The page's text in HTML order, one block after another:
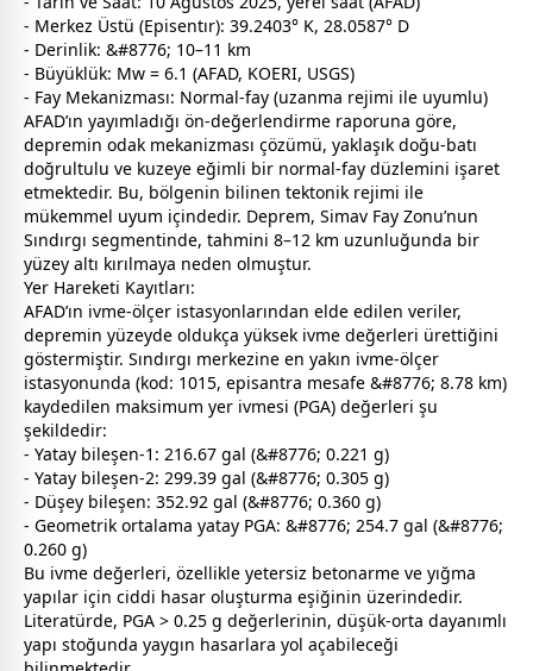
- Merkez Üstü (Episentır): 39.2403° K, 28.0587° D
- Derinlik: &#8776; 10–11 km
- Büyüklük: Mw = 6.1 (AFAD, KOERI, USGS)
- Fay Mekanizması: Normal-fay (uzanma rejimi ile uyumlu)
AFAD’ın yayımladığı ön-değerlendirme raporuna göre,
depremin odak mekanizması çözümü, yaklaşık doğu-batı
doğrultulu ve kuzeye eğimli bir normal-fay düzlemini işaret
etmektedir. Bu, bölgenin bilinen tektonik rejimi ile
mükemmel uyum içindedir. Deprem, Simav Fay Zonu’nun
Sındırgı segmentinde, tahmini 8–12 km uzunluğunda bir
yüzey altı kırılmaya neden olmuştur.
Yer Hareketi Kayıtları:
AFAD’ın ivme-ölçer istasyonlarından elde edilen veriler,
depremin yüzeyde oldukça yüksek ivme değerleri ürettiğini
göstermiştir. Sındırgı merkezine en yakın ivme-ölçer
istasyonunda (kod: 1015, episantra mesafe &#8776; 8.78 km)
kaydedilen maksimum yer ivmesi (PGA) değerleri şu
şekildedir:
- Yatay bileşen-1: 216.67 gal (&#8776; 0.221 g)
- Yatay bileşen-2: 299.39 gal (&#8776; 0.305 g)
- Düşey bileşen: 352.92 gal (&#8776; 0.360 g)
- Geometrik ortalama yatay PGA: &#8776; 254.7 gal (&#8776;
0.260 g)
Bu ivme değerleri, özellikle yetersiz betonarme ve yığma
yapılar için ciddi hasar oluşturma eşiğinin üzerindedir.
Literatürde, PGA > 0.25 g değerlerinin, düşük-orta dayanımlı
yapı stoğunda yaygın hasarlara yol açabileceği